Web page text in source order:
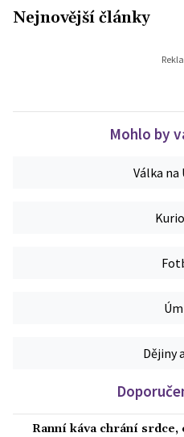
Nejnovější články
Mohlo by
Válka na
Dějiny
Ranní káva chrání srdce,